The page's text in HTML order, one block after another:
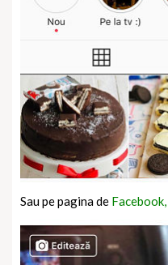
Sau pe pagina de Facebook,